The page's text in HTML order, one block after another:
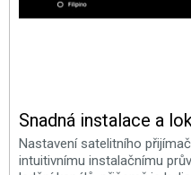
Snadná instalace a
Nastavení satelitního
intuitivnímu instalačnímu